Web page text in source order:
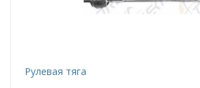
Рулевая тяга